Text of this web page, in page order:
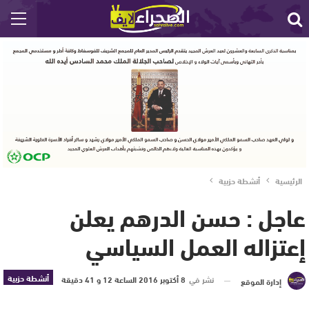
الرئيسية أنشطة حزبية
عاجل : حسن الدرهم يعلن
إعتزاله العمل السياسي
أنشطة حزبية إدارة الموقع نشر في 8 أكتوبر 2016 الساعة 12 و 41 دقيقة